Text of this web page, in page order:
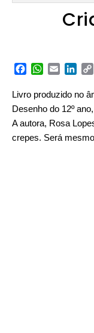
Facebook
WhatsApp
Email
Livro produzido no
Desenho do 12º
A autora, Rosa
crepes. Será